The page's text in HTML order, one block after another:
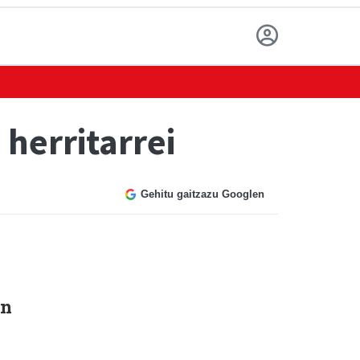
herritarrei
Gehitu gaitzazu Googlen